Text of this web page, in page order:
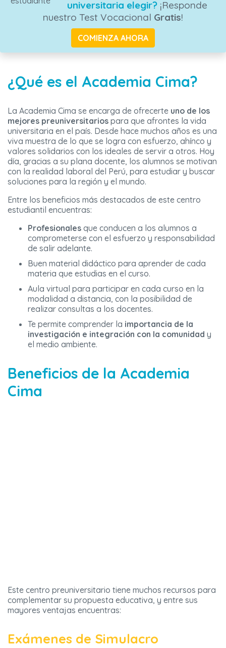
universitaria elegir?¡Responde
nuestro Test Vocacional Gratis!
COMIENZA AHORA
¿Qué es el Academia Cima?
La Academia Cima se encarga de ofrecerte uno de los
mejores preuniversitarios para que afrontes la vida
universitaria en el país. Desde hace muchos años es una
viva muestra de lo que se logra con esfuerzo, ahínco y
valores solidarios con los ideales de servir a otros. Hoy
día, gracias a su plana docente, los alumnos se motivan
con la realidad laboral del Perú, para estudiar y buscar
soluciones para la región y el mundo.
Entre los beneficios más destacados de este centro
estudiantil encuentras:
Profesionales que conducen a los alumnos a
comprometerse con el esfuerzo y responsabilidad
de salir adelante.
Buen material didáctico para aprender de cada
materia que estudias en el curso.
Aula virtual para participar en cada curso en la
modalidad a distancia, con la posibilidad de
realizar consultas a los docentes.
Te permite comprender la importancia de la
investigación e integración con la comunidad y
el medio ambiente.
Beneficios de la Academia
Cima
Este centro preuniversitario tiene muchos recursos para
complementar su propuesta educativa, y entre sus
mayores ventajas encuentras:
Exámenes de Simulacro